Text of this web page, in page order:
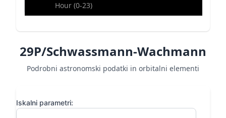
Hour (0-23)
29P/Schwassmann-Wachmann
Podrobni astronomski podatki in orbitalni elementi
Iskalni parametri: